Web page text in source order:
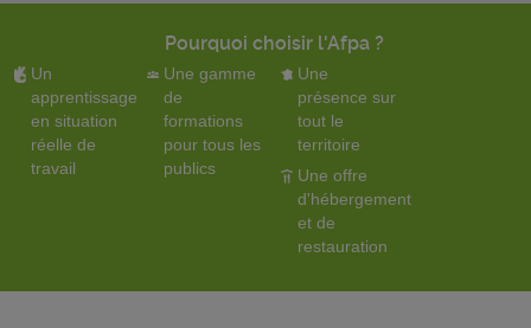
Pourquoi choisir l'Afpa ?
Un
apprentissage
en situation
réelle de
travail
Une gamme
de
formations
pour tous les
publics
Une
présence sur
tout le
territoire
Une offre
d'hébergement
et de
restauration